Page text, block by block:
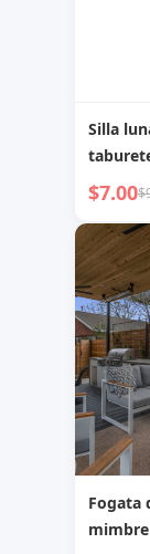
Silla
playa
$7.00
Fogata